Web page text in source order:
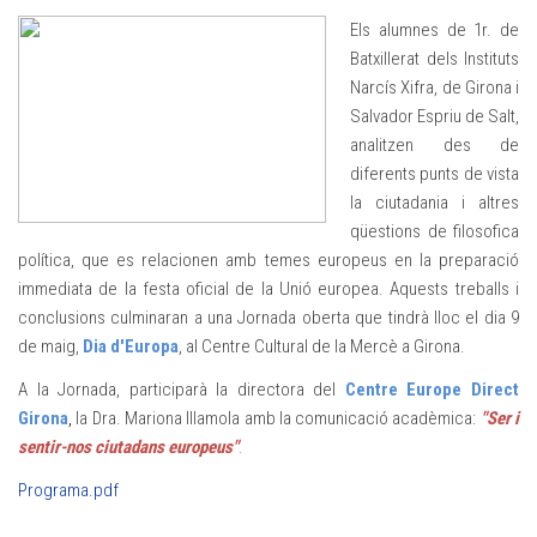
Els alumnes de 1r. de
Batxillerat dels Instituts
Narcís Xifra, de Girona i
Salvador Espriu de Salt,
analitzen des de
diferents punts de vista
la ciutadania i altres
qüestions de filosofica
política, que es relacionen amb temes europeus en la preparació
immediata de la festa oficial de la Unió europea. Aquests treballs i
conclusions culminaran a una Jornada oberta que tindrà lloc el dia 9
de maig, Dia d'Europa , al Centre Cultural de la Mercè a Girona.
A la Jornada, participarà la directora del Centre Europe Direct
Girona la Dra. Mariona Illamola amb la comunicació acadèmica: "Ser i
sentir-nos ciutadans europeus".
Programa.pdf